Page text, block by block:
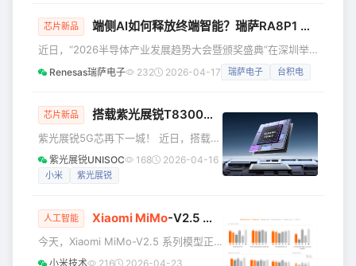
进店，敬请期待。由于运输时间差异，准确到店时间咨询门
汽车超级工厂店 小米汽车北京市大兴区京南运通汽车园销售
服务中心 小
芯片新品 端侧AI如何释放终端智能？瑞萨RA8P1 MCU展现“芯”实力
近日，“2026半导体产业发展趋势大会暨颁奖盛典”在深圳举
行。在“AI赋能消费电子创新应用论坛”上，瑞萨电子中国嵌入
何以强劲性能推动边缘AI规模化落地。 瑞萨电子中国嵌入式
处理器高级专家凌滔发表演讲 双核异构架构：定义MCU新性
能基准 要理解RA8P1 MCU为何能成为端侧AI的理想
Renesas瑞萨电子 232 2026-04-17 瑞萨电子 台积电
芯片新品 搭载紫光展锐T8300， 小米Redmi 15A 5G登陆
紫光展锐5G芯再下一城！ 近日，搭载紫
光展锐T8300 芯片的小米Redmi 15A
5G 在印度正式上市，该产品凭借大屏沉
选择。 真英雄，实力登场 “THE REAL
寸，120Hz高刷大屏，画面细腻流畅、
紫光展锐UNISOC 168 2026-04-16
小米 紫光展锐
人工智能 Xiaomi MiMo-V2.5 系列大模型开启公测
今天，Xiaomi MiMo-V2.5 系列模型正
式开启公测。 Xiaomi MiMo-V2.5 系列
小米技术 216 2026-04-23